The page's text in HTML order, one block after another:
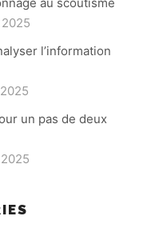
l’information
un pas de deux